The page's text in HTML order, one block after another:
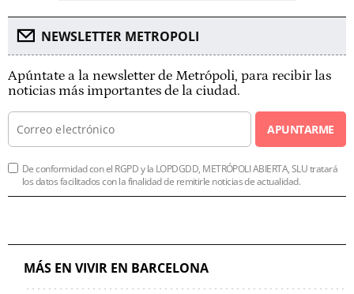
NEWSLETTER METROPOLI
Apúntate a la newsletter de Metrópoli, para recibir las
noticias más importantes de la ciudad.
APUNTARME
De conformidad con el RGPD y la LOPDGDD, METRÓPOLI ABIERTA, SLU tratará
los datos facilitados con la finalidad de remitirle noticias de actualidad.
MÁS EN VIVIR EN BARCELONA